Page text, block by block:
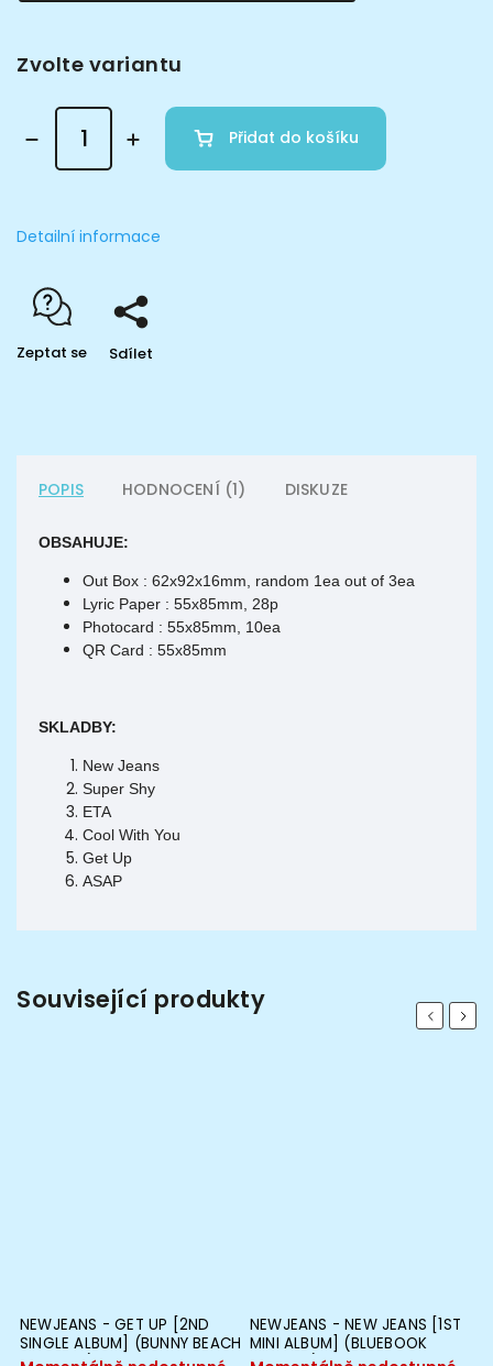
Zvolte variantu
Přidat do košíku
Detailní informace
Zeptat se Sdílet
POPIS HODNOCENÍ (1) DISKUZE
OBSAHUJE:
Out Box : 62x92x16mm, random 1ea out of 3ea
Lyric Paper : 55x85mm, 28p
Photocard : 55x85mm, 10ea
QR Card : 55x85mm
SKLADBY:
New Jeans
Super Shy
ETA
Cool With You
Get Up
ASAP
Související produkty Previous
NEWJEANS - GET UP [2ND
SINGLE ALBUM] (BUNNY BEACH
NEWJEANS - NEW JEANS [1ST
MINI ALBUM] (BLUEBOOK
Next